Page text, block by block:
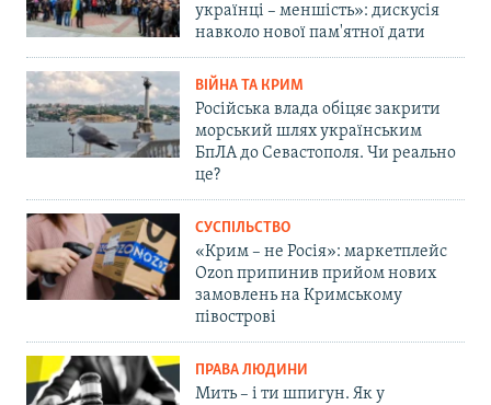
українці – меншість»: дискусія
навколо нової пам'ятної дати
ВІЙНА ТА КРИМ
Російська влада обіцяє закрити
морський шлях українським
БпЛА до Севастополя. Чи реально
це?
СУСПІЛЬСТВО
«Крим – не Росія»: маркетплейс
Ozon припинив прийом нових
замовлень на Кримському
півострові
ПРАВА ЛЮДИНИ
Мить – і ти шпигун. Як у